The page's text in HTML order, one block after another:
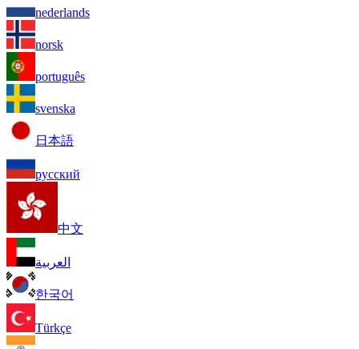
nederlands
norsk
português
svenska
日本語
русский
中文
العربية
한국어
Türkçe